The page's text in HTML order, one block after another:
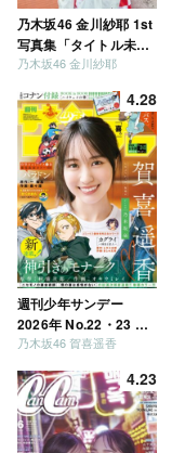
乃木坂46 金川紗耶 1st
写真集「タイトル未
定」
乃木坂46 金川紗耶
4.28
週刊少年サンデー
2026年 No.22・23 合
併号
乃木坂46 賀喜遥香
4.23